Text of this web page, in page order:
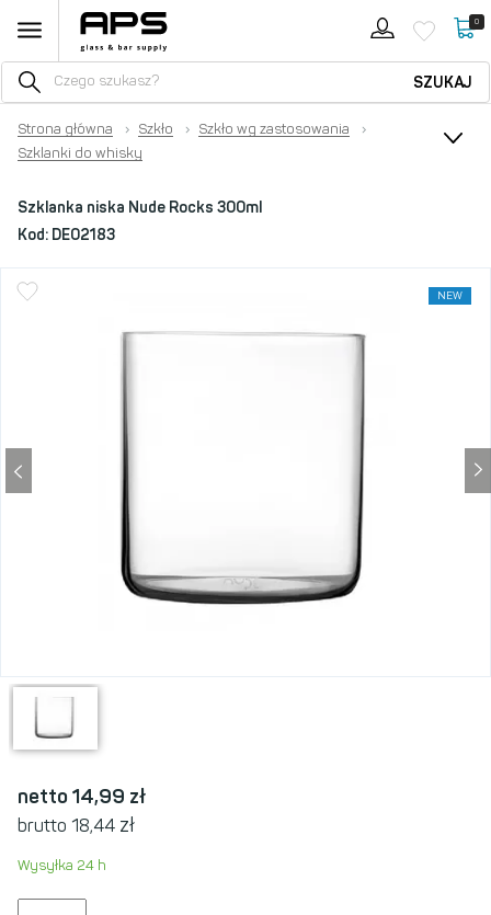
0
SZUKAJ
Strona główna › Szkło › Szkło wg zastosowania
›
Szklanki do whisky
Szklanka niska Nude Rocks 300ml
Kod: DE02183
NEW
netto 14,99 zł
brutto 18,44 zł
Wysyłka 24 h